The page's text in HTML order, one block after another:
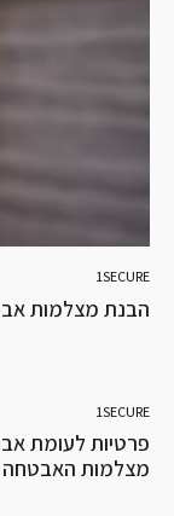
1SECURE
הבנת מצלמות
1SECURE
פרטיות לעומת
מצלמות האבטחה